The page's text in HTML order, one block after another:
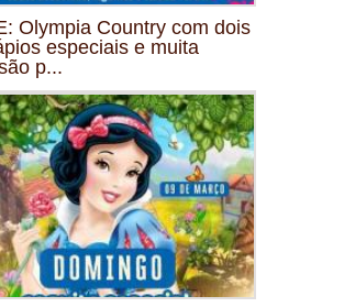
Olympia Country com dois
especiais e muita
p...